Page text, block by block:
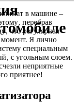
в машине –
перебрав
что регулярная
момент. Я лично
специальным
с угольным слоем.
неприятные
приятнее!